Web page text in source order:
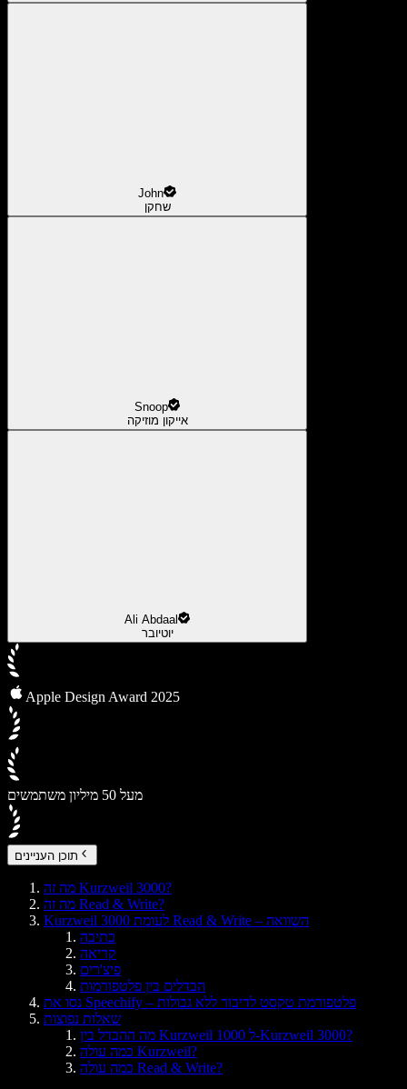
John
שחקן
Snoop
אייקון מוזיקה
Ali Abdaal
יוטיובר
Apple Design Award 2025
מעל 50 מיליון משתמשים
תוכן העניינים
מה זה Kurzweil 3000?
מה זה Read & Write?
Kurzweil 3000 לעומת Read & Write – השוואה
כתיבה
קריאה
פיצ'רים
הבדלים בין פלטפורמות
נסו את Speechify – פלטפורמת טקסט לדיבור ללא גבולות
שאלות נפוצות
מה ההבדל בין Kurzweil 1000 ל-Kurzweil 3000?
כמה עולה Kurzweil?
כמה עולה Read & Write?